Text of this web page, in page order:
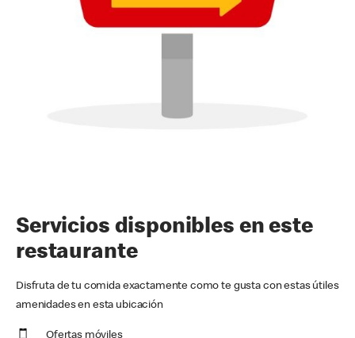
Servicios disponibles en este
restaurante
Disfruta de tu comida exactamente como te gusta con estas útiles
amenidades en esta ubicación
Ofertas móviles